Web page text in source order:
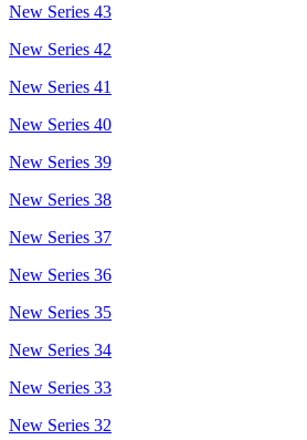
New Series 43
New Series 42
New Series 41
New Series 40
New Series 39
New Series 38
New Series 37
New Series 36
New Series 35
New Series 34
New Series 33
New Series 32